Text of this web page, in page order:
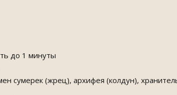
до 1 минуты
сумерек (жрец), архифея (колдун),